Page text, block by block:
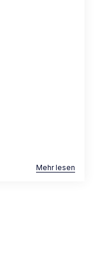
Mehr lesen